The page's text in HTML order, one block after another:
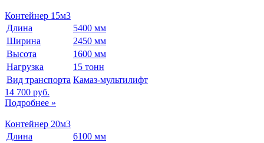
Контейнер 15м3
Длина
5400 мм
Ширина
2450 мм
Высота
1600 мм
Нагрузка
15 тонн
Вид транспорта Камаз-мультилифт
14 700 руб.
Подробнее »
Контейнер 20м3
Длина
6100 мм